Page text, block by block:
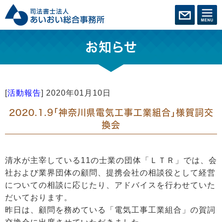
お知らせ
[活動報告] 2020年01月10日
2020.1.9「神奈川県電気工事工業組合」様賀詞交
換会
清水が主宰している11の士業の団体「ＬＴＲ」では、会
社および業界団体の顧問、提携会社の相談役として経営
についての相談に応じたり、アドバイスを行わせていた
だいております。
昨日は、顧問を務めている「電気工事工業組合」の賀詞